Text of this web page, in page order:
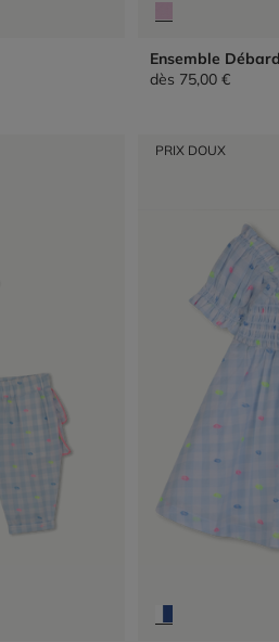
Ensemble
dès 75,00 €
PRIX DOUX